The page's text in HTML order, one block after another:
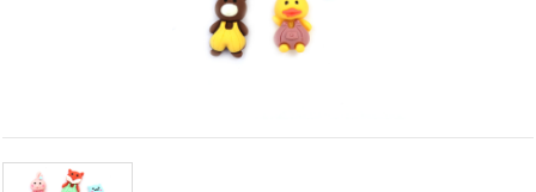
Datenverkehr